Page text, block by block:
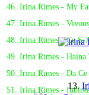
46. Irina Rimes - My
47. Irina Rimes -
48. Irina Rimes - Ce S-
49. Irina Rimes - Haina
50. Irina Rimes - Da
51. Irina Rimes - 13.